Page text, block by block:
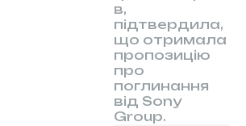
в,
підтвердила,
що отримала
пропозицію
про
поглинання
від Sony
Group.